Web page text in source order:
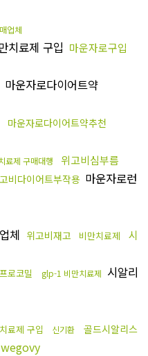
업체
치료제 구입 마운자로구입
마운자로다이어트약
마운자로다이어트약추천
료제 구매대행 위고비심부름
비다이어트부작용 마운자로런
체 위고비재고 비만치료제
시
프로코밀 glp-1 비만치료제 시알리
료제 구입 신기환 골드시알리스
wegovy